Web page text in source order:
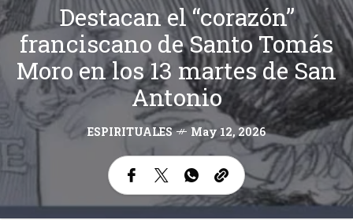
Destacan el “corazón”
franciscano de Santo Tomás
Moro en los 13 martes de San
Antonio
ESPIRITUALES May 12, 2026